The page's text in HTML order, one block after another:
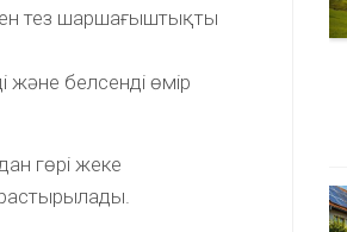
тез шаршағыштықты
және белсенді өмір
гөрі жеке